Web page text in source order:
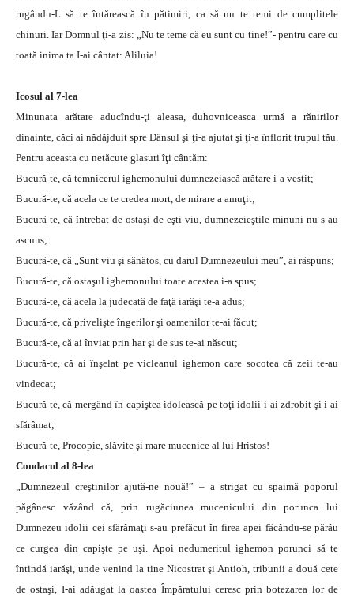
rugându-L să te întărească în pătimiri, ca să nu te temi de cumplitele
chinuri. Iar Domnul ţi-a zis: „Nu te teme că eu sunt cu tine!”- pentru care cu
toată inima ta I-ai cântat: Aliluia!
Icosul al 7-lea
Minunata arătare aducîndu-ţi aleasa, duhovniceasca urmă a rănirilor
dinainte, căci ai nădăjduit spre Dânsul şi ţi-a ajutat şi ţi-a înflorit trupul tău.
Pentru aceasta cu netăcute glasuri îţi cântăm:
Bucură-te, că temnicerul ighemonului dumnezeiască arătare i-a vestit;
Bucură-te, că acela ce te credea mort, de mirare a amuţit;
Bucură-te, că întrebat de ostaşi de eşti viu, dumnezeieştile minuni nu s-au
ascuns;
Bucură-te, că „Sunt viu şi sănătos, cu darul Dumnezeului meu”, ai răspuns;
Bucură-te, că ostaşul ighemonului toate acestea i-a spus;
Bucură-te, că acela la judecată de faţă iarăşi te-a adus;
Bucură-te, că privelişte îngerilor şi oamenilor te-ai făcut;
Bucură-te, că ai înviat prin har şi de sus te-ai născut;
Bucură-te, că ai înşelat pe vicleanul ighemon care socotea că zeii te-au
vindecat;
Bucură-te, că mergând în capiştea idolească pe toţi idolii i-ai zdrobit şi i-ai
sfărâmat;
Bucură-te, Procopie, slăvite şi mare mucenice al lui Hristos!
Condacul al 8-lea
„Dumnezeul creştinilor ajută-ne nouă!” – a strigat cu spaimă poporul
păgânesc văzând că, prin rugăciunea mucenicului din porunca lui
Dumnezeu idolii cei sfărâmaţi s-au prefăcut în firea apei făcându-se părâu
ce curgea din capişte pe uşi. Apoi nedumeritul ighemon porunci să te
întindă iarăşi, unde venind la tine Nicostrat şi Antioh, tribunii a două cete
de ostaşi, I-ai adăugat la oastea Împăratului ceresc prin botezarea lor de